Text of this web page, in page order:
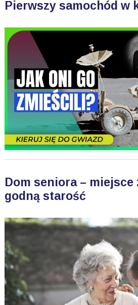
Pierwszy samochód w
Dom seniora – miejsce
godną starość